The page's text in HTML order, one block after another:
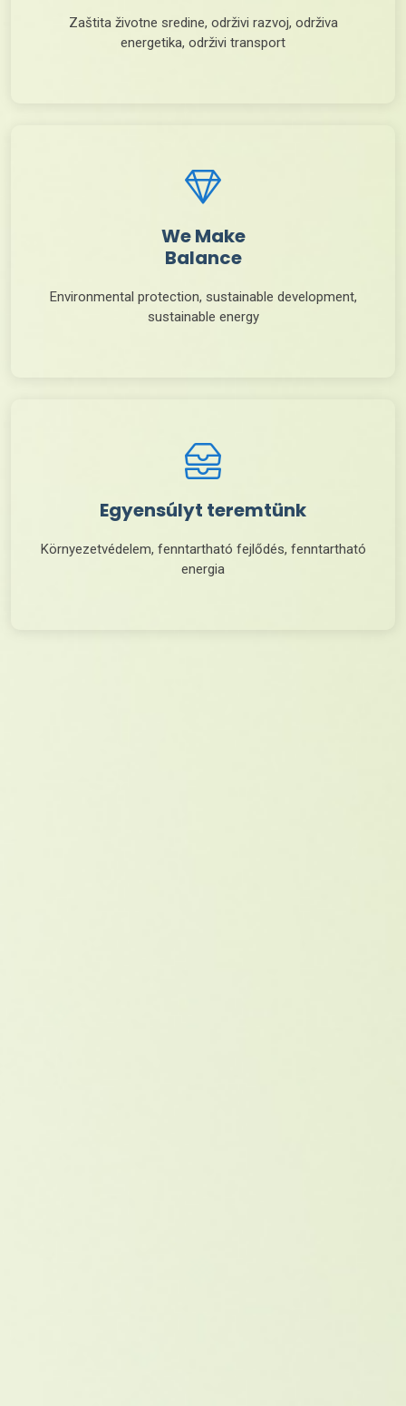
Zaštita životne sredine, održivi razvoj, održiva
energetika, održivi transport
We Make
Balance
Environmental protection, sustainable development,
sustainable energy
Egyensúlyt teremtünk
Környezetvédelem, fenntartható fejlődés, fenntartható
energia